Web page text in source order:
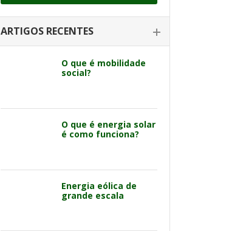
ARTIGOS RECENTES
O que é mobilidade
social?
O que é energia solar
é como funciona?
Energia eólica de
grande escala